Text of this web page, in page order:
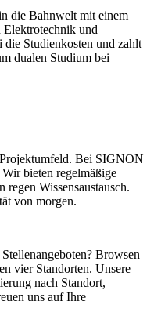
die Bahnwelt mit einem
Elektrotechnik und
Studienkosten und zahlt
dualen Studium bei
Bei SIGNON
bieten regelmäßige
Wissensaustausch.
von morgen.
Browsen
vier Standorten. Unsere
nach Standort,
uns auf Ihre